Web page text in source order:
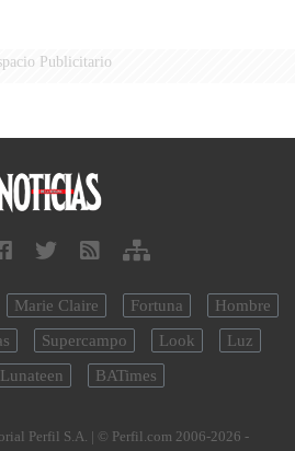
Publicitario
Marie Claire Fortuna
Hombre
Supercampo Look
Luz
Lunateen BATimes
Perfil S.A. | © Perfil.com 2006-2026 -